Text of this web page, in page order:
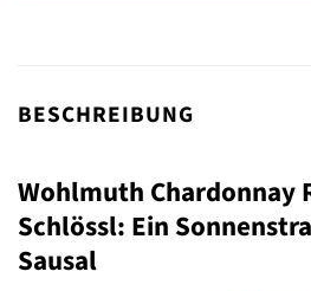
BESCHREIBUNG
Wohlmuth Chardonnay
Schlössl: Ein
Sausal